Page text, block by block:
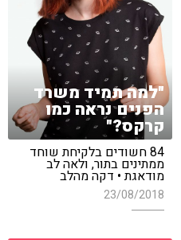
"למה תמיד משרד
הפנים נראה כמו
קרקס?"
84 חשודים בלקיחת שוחד
ממתינים בתור, ולאה לב
מודאגת • דקה מהלב
23/08/2018